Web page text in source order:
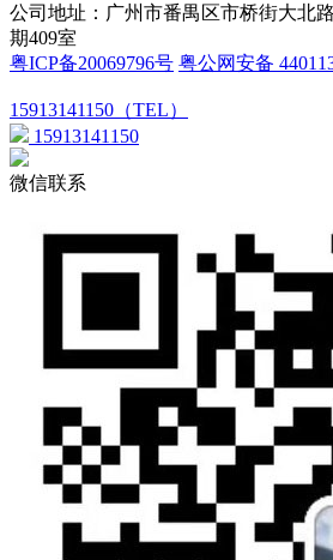
公司地址：广州市番禺区市桥街大北
期409室
粤ICP备20069796号 粤公网安备
15913141150（TEL）
15913141150
微信联系